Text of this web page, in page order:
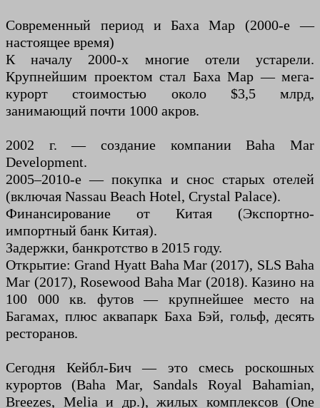
Современный период и Баха Мар (2000-е —
настоящее время)
К началу 2000-х многие отели устарели.
Крупнейшим проектом стал Баха Мар — мега-
курорт стоимостью около $3,5 млрд,
занимающий почти 1000 акров.
2002 г. — создание компании Baha Mar
Development.
2005–2010-е — покупка и снос старых отелей
(включая Nassau Beach Hotel, Crystal Palace).
Финансирование от Китая (Экспортно-
импортный банк Китая).
Задержки, банкротство в 2015 году.
Открытие: Grand Hyatt Baha Mar (2017), SLS Baha
Mar (2017), Rosewood Baha Mar (2018). Казино на
100 000 кв. футов — крупнейшее место на
Багамах, плюс аквапарк Баха Бэй, гольф, десять
ресторанов.
Сегодня Кейбл-Бич — это смесь роскошных
курортов (Baha Mar, Sandals Royal Bahamian,
Breezes, Melia и др.), жилых комплексов (One